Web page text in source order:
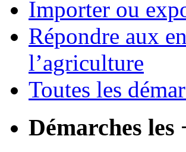
Importer ou
Répondre aux
l’agriculture
Toutes les
Démarches les